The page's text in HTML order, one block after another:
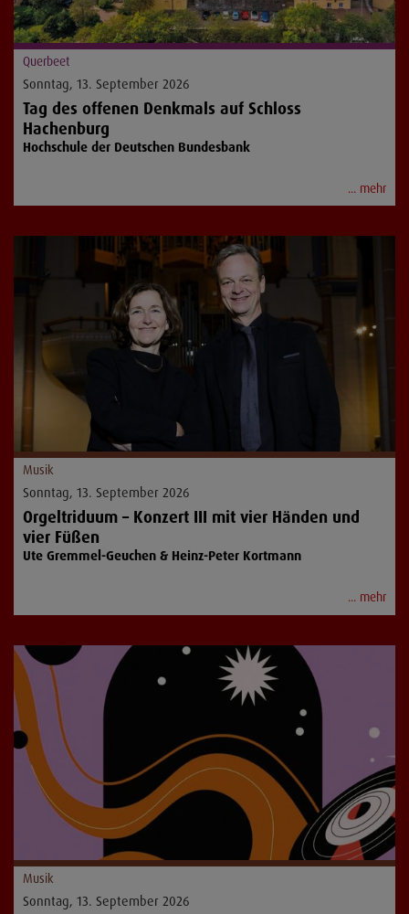
Querbeet
Sonntag, 13. September 2026
Tag des offenen Denkmals auf Schloss
Hachenburg
Hochschule der Deutschen Bundesbank
... mehr
Musik
Sonntag, 13. September 2026
Orgeltriduum – Konzert III mit vier Händen und
vier Füßen
Ute Gremmel-Geuchen & Heinz-Peter Kortmann
... mehr
Musik
Sonntag, 13. September 2026